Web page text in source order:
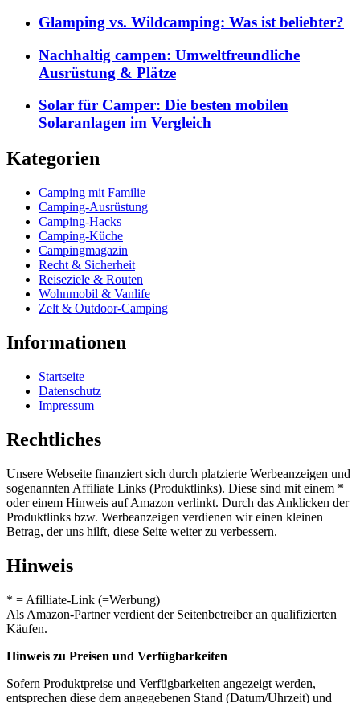
Glamping vs. Wildcamping: Was ist beliebter?
Nachhaltig campen: Umweltfreundliche
Ausrüstung & Plätze
Solar für Camper: Die besten mobilen
Solaranlagen im Vergleich
Kategorien
Camping mit Familie
Camping-Ausrüstung
Camping-Hacks
Camping-Küche
Campingmagazin
Recht & Sicherheit
Reiseziele & Routen
Wohnmobil & Vanlife
Zelt & Outdoor-Camping
Informationen
Startseite
Datenschutz
Impressum
Rechtliches
Unsere Webseite finanziert sich durch platzierte Werbeanzeigen und
sogenannten Affiliate Links (Produktlinks). Diese sind mit einem *
oder einem Hinweis auf Amazon verlinkt. Durch das Anklicken der
Produktlinks bzw. Werbeanzeigen verdienen wir einen kleinen
Betrag, der uns hilft, diese Seite weiter zu verbessern.
Hinweis
* = Afilliate-Link (=Werbung)
Als Amazon-Partner verdient der Seitenbetreiber an qualifizierten
Käufen.
Hinweis zu Preisen und Verfügbarkeiten
Sofern Produktpreise und Verfügbarkeiten angezeigt werden,
entsprechen diese dem angegebenen Stand (Datum/Uhrzeit) und